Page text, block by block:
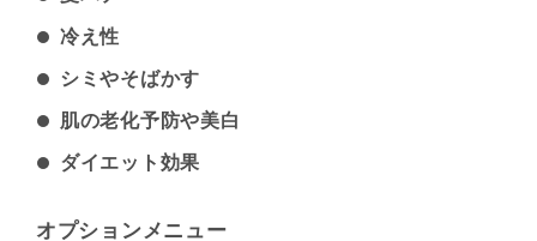
冷え性
シミやそばかす
肌の老化予防や美白
ダイエット効果
オプションメニュー